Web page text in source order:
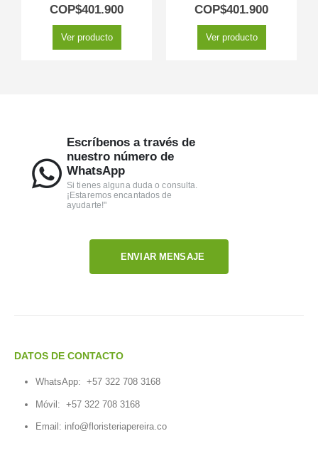
5.00out of 5
COP$401.900
Ver producto
5.00out of 5
COP$401.900
Ver producto
Escríbenos a través de
nuestro número de
WhatsApp
Si tienes alguna duda o consulta.
¡Estaremos encantados de
ayudarte!"
ENVIAR MENSAJE
DATOS DE CONTACTO
WhatsApp: +57 322 708 3168
Móvil: +57 322 708 3168
Email: info@floristeriapereira.co